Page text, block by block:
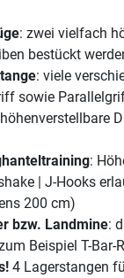
: zwei vielfach
bestückt
: viele
sowie
:
| J-Hooks
200 cm)
bzw. Landmine:
Beispiel T-
4 Lagerstangen